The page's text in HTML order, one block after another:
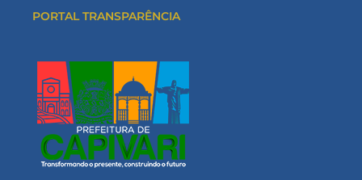
PORTAL TRANSPARÊNCIA